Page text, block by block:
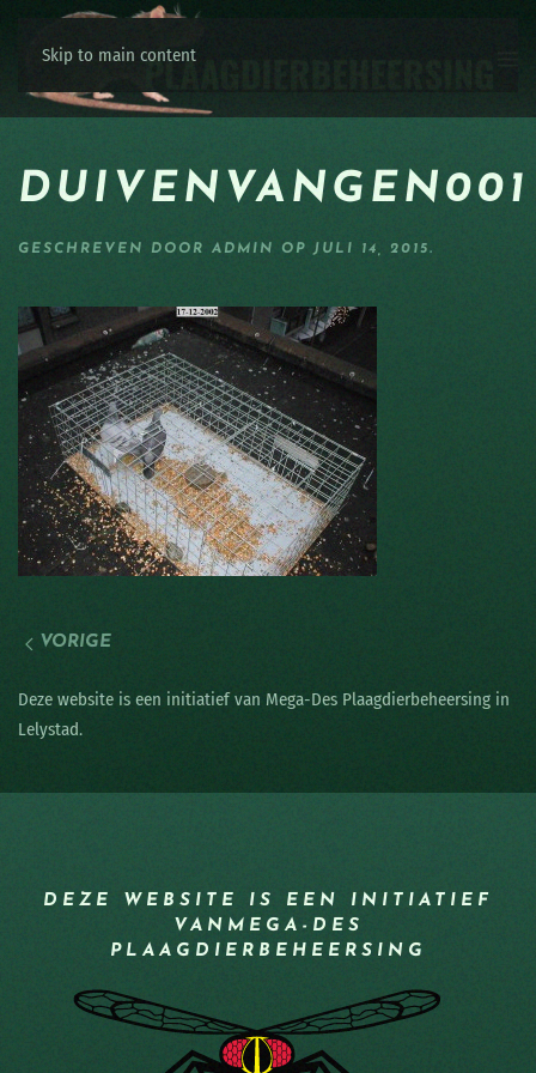
Skip to main content
DUIVENVANGEN001
GESCHREVEN DOOR ADMIN OP JULI 14, 2015.
VORIGE
Deze website is een initiatief van Mega-Des Plaagdierbeheersing in
Lelystad.
DEZE WEBSITE IS EEN INITIATIEF
VAN MEGA-DES
PLAAGDIERBEHEERSING